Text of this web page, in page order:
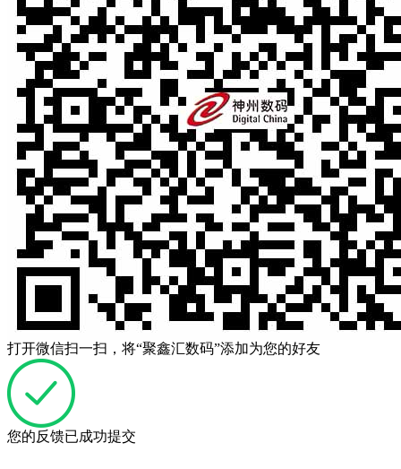
打开微信扫一扫，将“聚鑫汇数码”添加为您的好友
您的反馈已成功提交